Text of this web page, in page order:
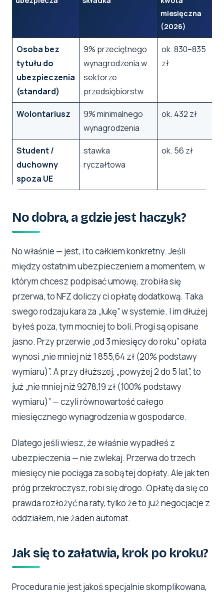
miesięczna
(2026)
Osoba bez
tytułu do
ubezpieczenia
(standard)
9% przeciętnego
wynagrodzenia w
sektorze
przedsiębiorstw
ok. 830–835
zł
Wolontariusz
9% minimalnego
wynagrodzenia
ok. 432 zł
Student /
duchowny
spoza UE
stawka
ryczałtowa
ok. 56 zł
No dobra, a gdzie jest haczyk?
No właśnie — jest, i to całkiem konkretny. Jeśli
między ostatnim ubezpieczeniem a momentem, w
którym chcesz podpisać umowę, zrobiła się
przerwa, to NFZ doliczy ci opłatę dodatkową. Taka
swego rodzaju kara za „lukę” w systemie. I im dłużej
byłeś poza, tym mocniej to boli. Progi są opisane
jasno. Przy przerwie „od 3 miesięcy do roku” opłata
wynosi „nie mniej niż 1 855,64 zł (20% podstawy
wymiaru)”. A przy dłuższej, „powyżej 2 do 5 lat”, to
już „nie mniej niż 9278,19 zł (100% podstawy
wymiaru)” — czyli równowartość całego
miesięcznego wynagrodzenia w gospodarce.
Dlatego jeśli wiesz, że właśnie wypadłeś z
ubezpieczenia — nie zwlekaj. Przerwa do trzech
miesięcy nie pociąga za sobą tej dopłaty. Ale jak ten
próg przekroczysz, robi się drogo. Opłatę da się co
prawda rozłożyć na raty, tylko że to już negocjacje z
oddziałem, nie żaden automat.
Jak się to załatwia, krok po kroku?
Procedura nie jest jakoś specjalnie skomplikowana,